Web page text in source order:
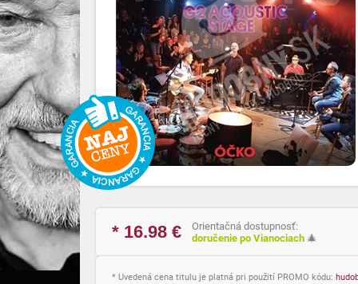
* 16.98 €
Orientačná dostupnosť:
doručenie po Vianociach 🎄
* Uvedená cena titulu je platná pri použití PROMO kódu: